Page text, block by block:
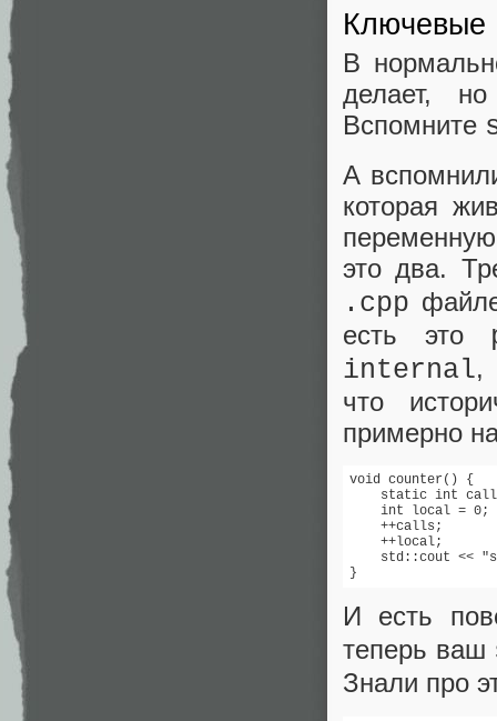
Ключевые
В
делает,
Вспомните
А
которая
это два.
.cpp
есть это
internal
что
примерно
void counter() {
static int
int local = 0;
    ++calls;
    ++local;
std::cout <<
}
И есть
теперь ваш
Знали про